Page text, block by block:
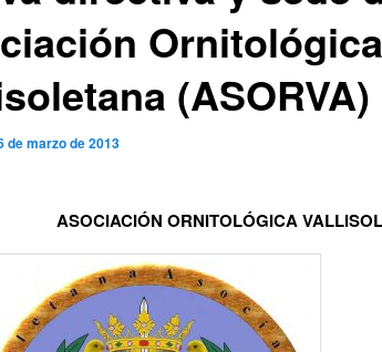
Ornitológica
(ASORVA)
de marzo de 2013
ASOCIACIÓN ORNITOLÓGICA